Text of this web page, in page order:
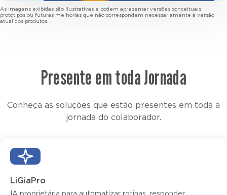
As imagens exibidas são ilustrativas e podem apresentar versões conceituais,
protótipos ou futuras melhorias que não correspondem necessariamente à versão
atual dos produtos.
Presente em toda Jornada
Conheça as soluções que estão presentes em toda a
jornada do colaborador.
LiGiaPro